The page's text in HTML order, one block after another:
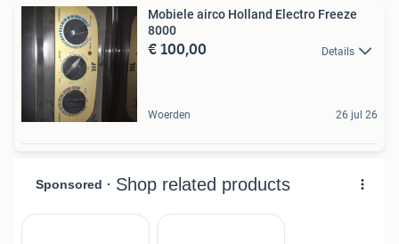
Mobiele airco Holland Electro Freeze
8000
€ 100,00 Details
Woerden 26 jul 26